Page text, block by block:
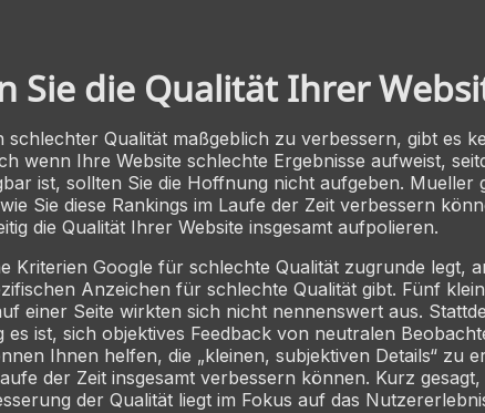
Sie die Qualität Ihrer
schlechter Qualität maßgeblich zu verbessern, gibt es
wenn Ihre Website schlechte Ergebnisse aufweist,
ist, sollten Sie die Hoffnung nicht aufgeben. Mueller
Sie diese Rankings im Laufe der Zeit verbessern
die Qualität Ihrer Website insgesamt aufpolieren.
Kriterien Google für schlechte Qualität zugrunde legt,
Anzeichen für schlechte Qualität gibt. Fünf
einer Seite wirkten sich nicht nennenswert aus.
es ist, sich objektives Feedback von neutralen
Ihnen helfen, die „kleinen, subjektiven Details“ zu
der Zeit insgesamt verbessern können. Kurz gesagt,
der Qualität liegt im Fokus auf das